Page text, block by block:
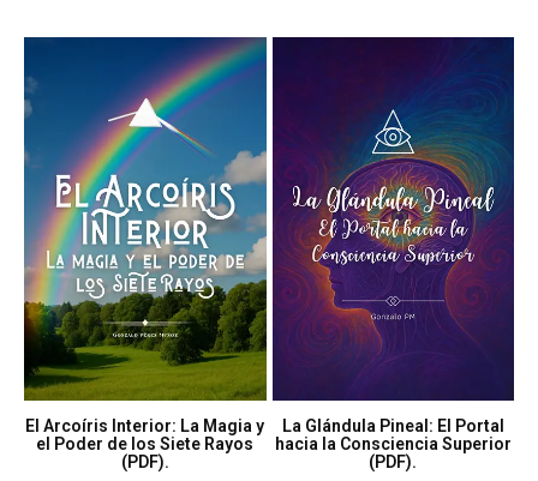
El Arcoíris Interior: La Magia y
el Poder de los Siete Rayos
(PDF).
La Glándula Pineal: El Portal
hacia la Consciencia Superior
(PDF).